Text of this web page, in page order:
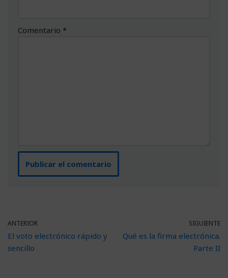
Comentario *
ANTERIOR
El voto electrónico rápido y
sencillo
SIGUIENTE
Qué es la firma electrónica.
Parte II